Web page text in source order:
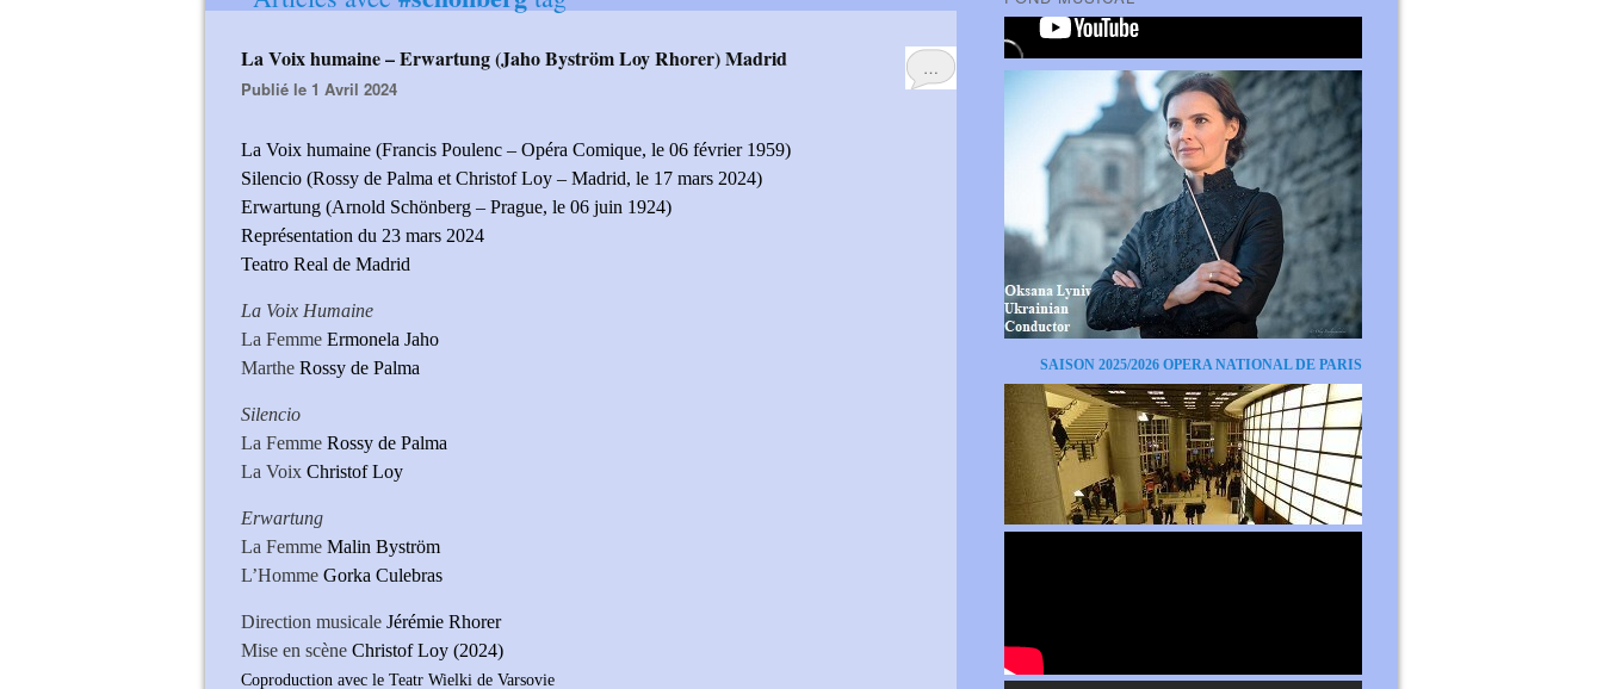
…
La Voix humaine – Erwartung (Jaho Byström Loy Rhorer) Madrid
Publié le 1 Avril 2024
La Voix humaine (Francis Poulenc – Opéra Comique, le 06 février 1959)
Silencio (Rossy de Palma et Christof Loy – Madrid, le 17 mars 2024)
Erwartung (Arnold Schönberg – Prague, le 06 juin 1924)
Représentation du 23 mars 2024
Teatro Real de Madrid
La Voix Humaine
La Femme Ermonela Jaho
Marthe Rossy de Palma
Silencio
La Femme Rossy de Palma
La Voix Christof Loy
Erwartung
La Femme Malin Byström
L’Homme Gorka Culebras
Direction musicale Jérémie Rhorer
Mise en scène Christof Loy (2024)
Coproduction avec le Teatr Wielki de Varsovie
SAISON 2025/2026 OPERA NATIONAL DE PARIS